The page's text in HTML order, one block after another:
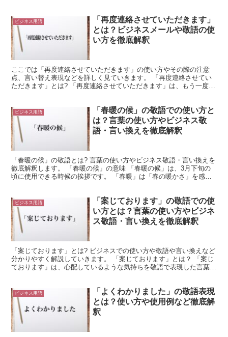
ビジネス用語
「再度連絡させていただきます」
とは？ビジネスメールや敬語の使
い方を徹底解釈
ここでは「再度連絡させていただきます」の使い方やその際の注意
点、言い替え表現などを詳しく見ていきます。 「再度連絡させてい
ただきます」とは? 「再度連絡させていただきます」は、もう一度連
ビジネス用語
「春暖の候」の敬語での使い方と
は？言葉の使い方やビジネス敬
語・言い換えを徹底解釈
「春暖の候」の敬語とは? 言葉の使い方やビジネス敬語・言い換えを
徹底解釈します。 「春暖の候」の意味 「春暖の候」は、3月下旬の
頃に使用できる時候の挨拶です。 「春暖」は「春の暖かさ」を感じ
ビジネス用語
「案じております」の敬語での使
い方とは？言葉の使い方やビジネ
ス敬語・言い換えを徹底解釈
「案じております」とは? ビジネスでの使い方や敬語や言い換えなど
分かりやすく解説していきます。 「案じております」とは？ 「案じ
ております」は、心配しているような気持ちを敬語で表現した言葉で
ビジネス用語
「よくわかりました」の敬語表現
とは？使い方や使用例など徹底解
釈